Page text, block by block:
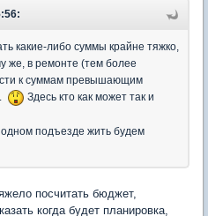
какие-либо суммы крайне тяжко,
же, в ремонте (тем более
к суммам превышающим
Здесь кто как может так и
подъезде жить будем
посчитать бюджет,
когда будет планировка,